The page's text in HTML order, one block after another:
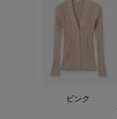
ピンク